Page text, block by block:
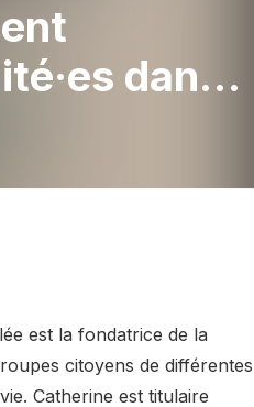
dans
est la fondatrice de la
citoyens de différentes
Catherine est titulaire